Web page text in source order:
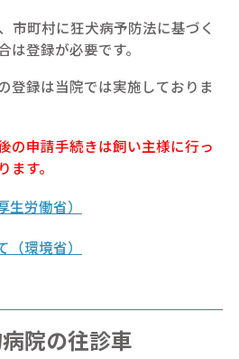
市町村に狂犬病予防法に基づく
登録が必要です。
登録は当院では実施しておりま
の申請手続きは飼い主様に行っ
す。
労働省）
環境省）
院の往診車